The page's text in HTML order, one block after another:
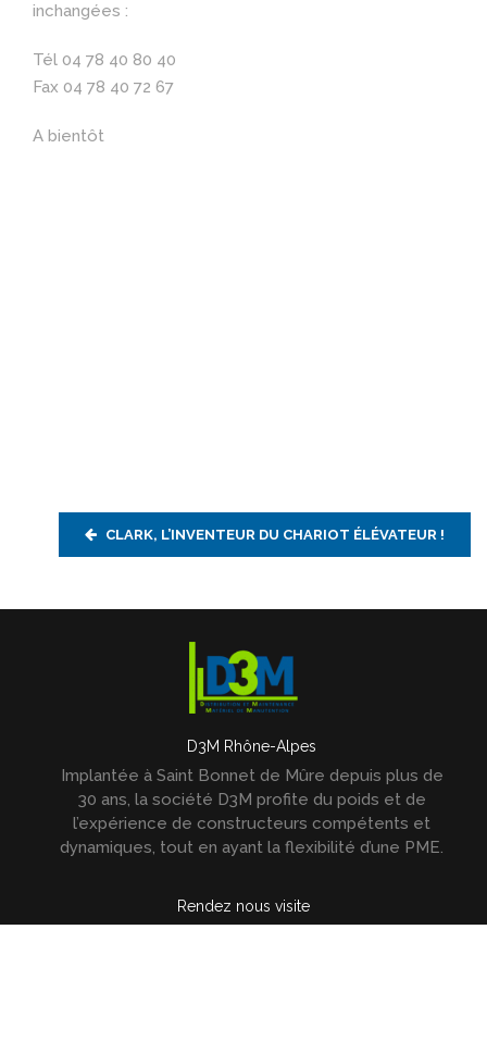
inchangées :
Tél 04 78 40 80 40
Fax 04 78 40 72 67
A bientôt
CLARK, L’INVENTEUR DU CHARIOT ÉLÉVATEUR !
D3M Rhône-Alpes
Implantée à Saint Bonnet de Mûre depuis plus de
30 ans, la société D3M profite du poids et de
l’expérience de constructeurs compétents et
dynamiques, tout en ayant la flexibilité d’une PME.
Rendez nous visite